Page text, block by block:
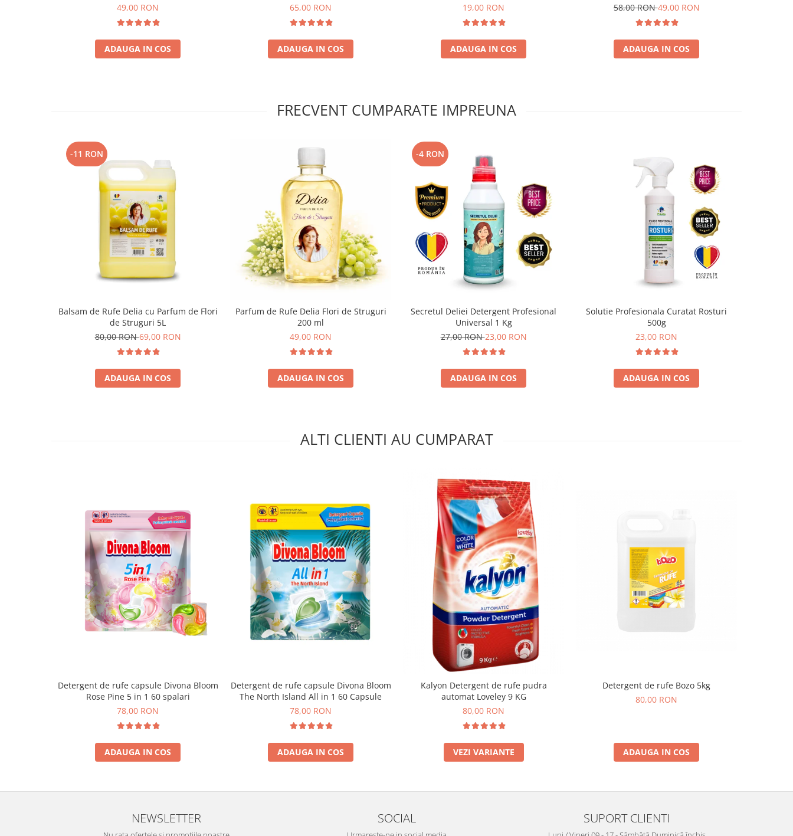
49,00 RON
ADAUGA IN COS
65,00 RON
ADAUGA IN COS
19,00 RON
ADAUGA IN COS
58,00 RON49,00 RON
ADAUGA IN COS
FRECVENT CUMPARATE IMPREUNA
-11 RON
Balsam de Rufe Delia cu Parfum de Flori
de Struguri 5L
80,00 RON69,00 RON
ADAUGA IN COS
Parfum de Rufe Delia Flori de Struguri
200 ml
49,00 RON
ADAUGA IN COS
-4 RON
Secretul Deliei Detergent Profesional
Universal 1 Kg
27,00 RON23,00 RON
ADAUGA IN COS
Solutie Profesionala Curatat Rosturi
500g
23,00 RON
ADAUGA IN COS
ALTI CLIENTI AU CUMPARAT
Detergent de rufe capsule Divona Bloom
Rose Pine 5 in 1 60 spalari
78,00 RON
ADAUGA IN COS
Detergent de rufe capsule Divona Bloom
The North Island All in 1 60 Capsule
78,00 RON
ADAUGA IN COS
Kalyon Detergent de rufe pudra
automat Loveley 9 KG
80,00 RON
VEZI VARIANTE
Detergent de rufe Bozo 5kg
80,00 RON
ADAUGA IN COS
NEWSLETTER SOCIAL SUPORT CLIENTI